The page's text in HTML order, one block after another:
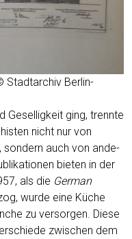
Stadt­ar­chiv Berlin-
Gesel­lig­keit ging, trenn­te
nicht nur von
son­dern auch von ande­
bie­ten in der
als die Ger­man
wur­de eine Küche
zu ver­sor­gen. Die­se
zwi­schen dem